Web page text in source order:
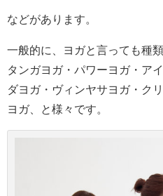
などがあります。
一般的に、ヨガと言っても種
タンガヨガ・パワーヨガ・ア
ダヨガ・ヴィンヤサヨガ・ク
ヨガ、と様々です。